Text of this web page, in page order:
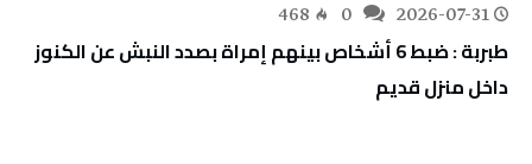
2026-07-31
468
طبربة : ضبط 6 أشخاص بينهم إمراة بصدد النبش عن الكنوز
داخل منزل قديم